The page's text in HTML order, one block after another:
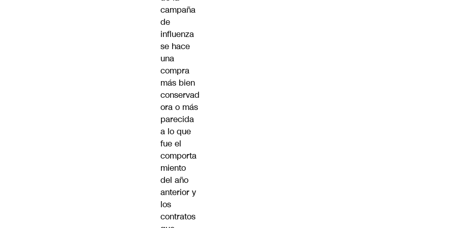
campaña
de
influenza
se hace
una
compra
más bien
conservad
ora o más
parecida
a lo que
fue el
comporta
miento
del año
anterior y
los
contratos